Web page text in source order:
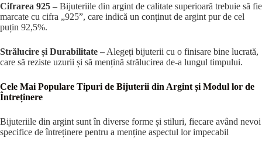
Cifrarea 925 – Bijuteriile din argint de calitate superioară trebuie să fie
marcate cu cifra „925”, care indică un conținut de argint pur de cel
puțin 92,5%.
Strălucire și Durabilitate – Alegeți bijuterii cu o finisare bine lucrată,
care să reziste uzurii și să mențină strălucirea de-a lungul timpului.
Cele Mai Populare Tipuri de Bijuterii din Argint și Modul lor de
Întreținere
Bijuteriile din argint sunt în diverse forme și stiluri, fiecare având nevoi
specifice de întreținere pentru a menține aspectul lor impecabil